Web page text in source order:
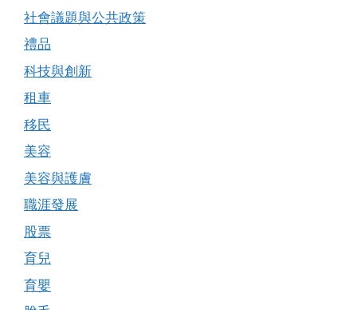
社會議題與公共政策
禮品
科技與創新
租車
移民
美容
美容與護膚
職涯發展
股票
育兒
育嬰